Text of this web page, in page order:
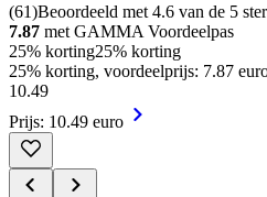
(61)Beoordeeld met 4.6 van de 5
7.87 met GAMMA Voordeelpas
25% korting25% korting
25% korting, voordeelprijs: 7.87
10.49
Prijs: 10.49 euro